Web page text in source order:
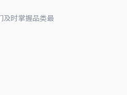
时掌握品类最